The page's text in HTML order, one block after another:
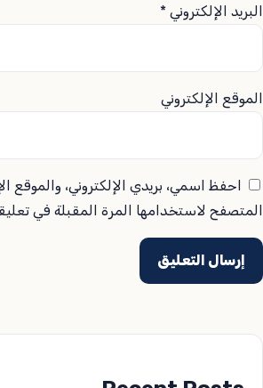
البريد الإلكتروني *
الموقع الإلكتروني
احفظ اسمي، بريدي الإلكتروني، والموقع
المتصفح لاستخدامها المرة المقبلة في